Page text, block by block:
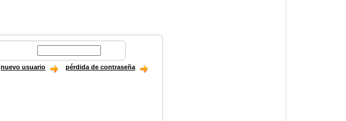
nuevo usuario pérdida de contraseña